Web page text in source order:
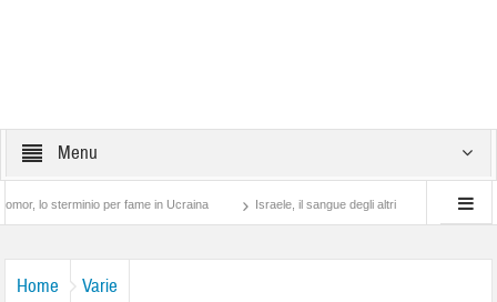
Menu
sterminio per fame in Ucraina Israele, il sangue degli altri Lotta di classe…
Home Varie